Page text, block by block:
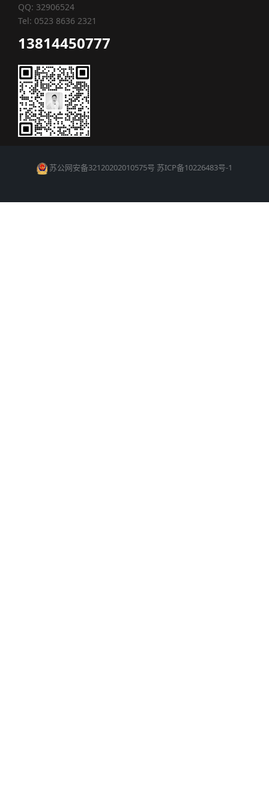
QQ: 32906524
Tel: 0523 8636 2321
13814450777
苏公网安备32120202010575号 苏ICP备10226483号-1